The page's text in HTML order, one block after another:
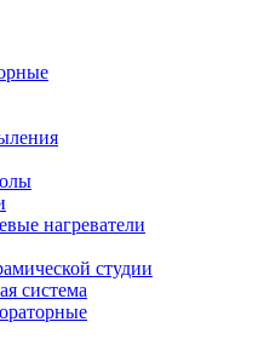
нагреватели
студии
система